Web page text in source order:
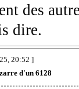
des
dire.
20:52 ]
d'un 6128